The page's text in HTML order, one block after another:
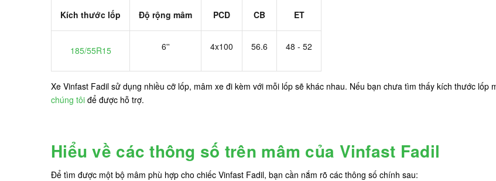
Kích thước lốp Độ rộng mâm PCD CB ET
185/55R15 6'' 4x100 56.6 48 - 52
Xe Vinfast Fadil sử dụng nhiều cỡ lốp, mâm xe đi kèm với mỗi lốp sẽ khác nhau. Nếu bạn chưa tìm thấy kích thước lốp
chúng tôi để được hỗ trợ.
Hiểu về các thông số trên mâm của Vinfast Fadil
Để tìm được một bộ mâm phù hợp cho chiếc Vinfast Fadil, bạn cần nắm rõ các thông số chính sau: